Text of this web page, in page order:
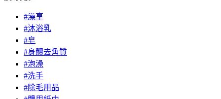
#澡享
#沐浴乳
#皂
#身體去角質
#泡澡
#洗手
#除毛用品